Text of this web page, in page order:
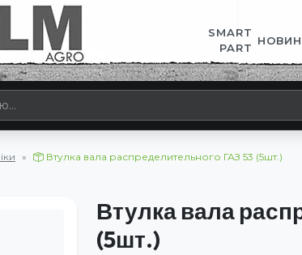
SMART
PART
Втулка вала распределительного ГАЗ 53 (5шт.)
Втулка вала
(5шт.)